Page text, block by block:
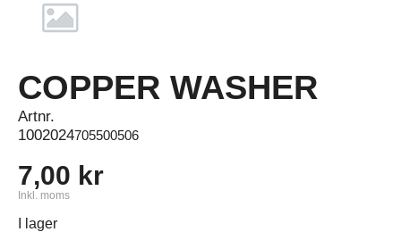
COPPER WASHER
Artnr.
1002024705500506
7,00 kr
Inkl. moms
I lager